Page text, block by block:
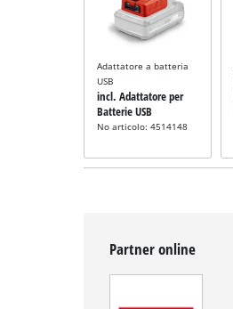
Adattatore a batteria
USB
incl. Adattatore per
Batterie USB
No articolo: 4514148
Partner online